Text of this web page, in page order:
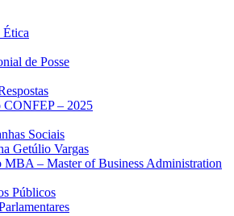
Ética
de Posse
CONFEP – 2025
Sociais
Getúlio Vargas
MBA – Master of Business Administration
Públicos